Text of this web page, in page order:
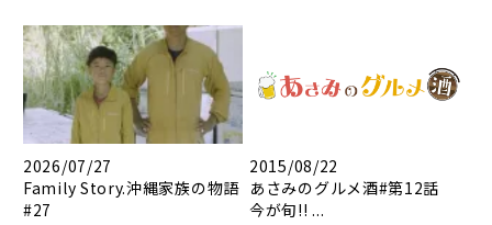
2026/07/27
Family Story.沖縄家族の物語
#27
2015/08/22
あさみのグルメ酒#第12話
今が旬!! ...